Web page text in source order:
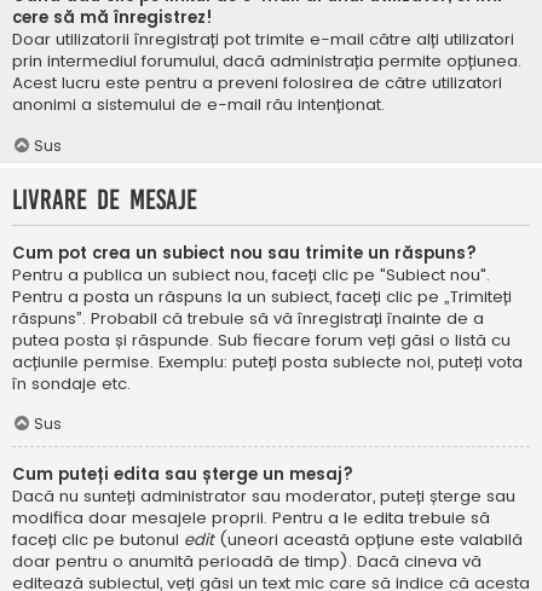
cere să mă înregistrez!
Doar utilizatorii înregistrați pot trimite e-mail către alți utilizatori
prin intermediul forumului, dacă administrația permite opțiunea.
Acest lucru este pentru a preveni folosirea de către utilizatori
anonimi a sistemului de e-mail rău intenționat.
Sus
Livrare de mesaje
Cum pot crea un subiect nou sau trimite un răspuns?
Pentru a publica un subiect nou, faceți clic pe "Subiect nou".
Pentru a posta un răspuns la un subiect, faceți clic pe „Trimiteți
răspuns”. Probabil că trebuie să vă înregistrați înainte de a
putea posta și răspunde. Sub fiecare forum veți găsi o listă cu
acțiunile permise. Exemplu: puteți posta subiecte noi, puteți vota
în sondaje etc.
Sus
Cum puteți edita sau șterge un mesaj?
Dacă nu sunteți administrator sau moderator, puteți șterge sau
modifica doar mesajele proprii. Pentru a le edita trebuie să
faceți clic pe butonul edit (uneori această opțiune este valabilă
doar pentru o anumită perioadă de timp). Dacă cineva vă
editează subiectul, veți găsi un text mic care să indice că acesta